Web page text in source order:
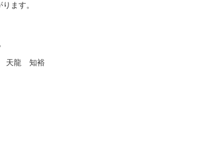
ます。